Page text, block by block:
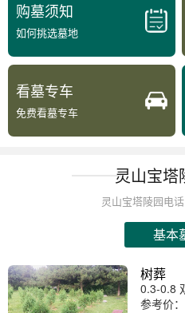
购墓须知
如何挑选墓地
看墓专车
免费看墓专车
灵山宝塔
灵山宝塔陵园电
基本
树葬
0.3-0.8
参考价：